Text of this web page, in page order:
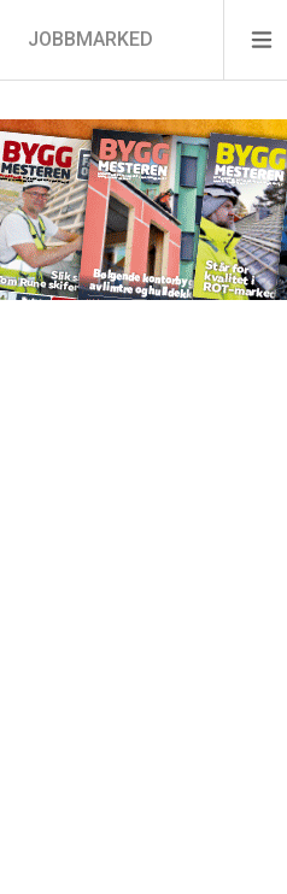
JOBBMARKED